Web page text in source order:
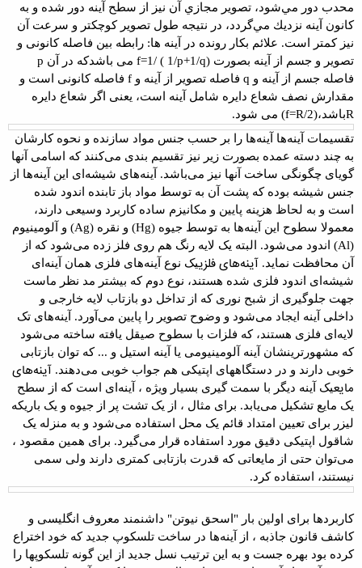
محدب دور مي‌شود، تصوير مجازي آن نيز از سطح آينه دور شده و به
كانون آينه نزديك مي‌گردد، در نتيجه طول تصوير كوچكتر و سرعت آن
نيز كمتر است. علائم بکار رونده در آینه ها: رابطه بین فاصله کانونی و
تصویر و جسم از آینه بصورت (f=1/ ( 1/p+1/q می باشدکه در آن
فاصله جسم از
آینه و فاصله تصویر از آینه و
فاصله کانونی است و
مقدارش نصف شعاع دایره شامل
آینه است، یعنی اگر شعاع دایره
Rباشد،(f=R/2) می شود.
تقسیمات آینه‌ها
آینه‌ها را بر حسب جنس مواد سازنده و نحوه کارشان
به چند دسته عمده بصورت زیر نیز تقسیم بندی می‌کنند که اسامی آنها
گویای چگونگی ساخت آنها نیز می‌باشد. آینه‌های شیشه‌ای
این آینه‌ها از
جنس شیشه بوده که پشت آن به توسط مواد باز تابنده اندود شده
است و به لحاظ هزینه پایین و مکانیزم ساده کاربرد وسیعی دارند،
معمولا سطوح این آینه‌ها به توسط جیوه (Hg) و نقره (Ag) و
آلومینیوم
(Al)
اندود می‌شود. البته یک لایه رنگ هم روی فلز زده می‌شود که از
آن محافظت نماید. آینه‌های فلزییک نوع آینه‌های فلزی همان آینه‌ای
شیشه‌ای اندود فلزی شده هستند، نوع دوم که بیشتر مد نظر ماست
جهت جلوگیری از شبح نوری که از تداخل دو بازتاب لایه خارجی و
داخلی آینه ایجاد می‌شود و وضوح تصویر را پایین می‌آورد.
آینه‌های تک
لایه‌ای فلزی هستند، که فلزات با سطوح صیقل یافته ساخته می‌شود
که مشهورترینشان آینه آلومینیومی یا
آینه استیل و ... که توان بازتابی
خوبی دارند و در دستگاههای اپتیکی هم جواب خوبی می‌دهند. آینه‌های
مایعیک آینه دیگر با سمت گیری بسیار ویژه ، آینه‌ای است که از سطح
یک مایع تشکیل می‌یابد. برای مثال ، از یک تشت پر از جیوه و یک باریکه
لیزر برای تعیین امتداد قائم یک محل استفاده می‌شود و به منزله یک
شاقول اپتیکی دقیق مورد استفاده قرار می‌گیرد. برای همین مقصود ،
می‌توان حتی از مایعاتی که قدرت بازتابی کمتری دارند ولی سمی
نیستند، استفاده کرد.
کاربردها برای اولین بار " اسحق نیوتن" داشنمند معروف انگلیسی و
کاشف قانون جاذبه ، از آینه‌ها در ساخت تلسکوپ جدید که خود اختراع
کرده بود بهره جست و به این ترتیب نسل جدید از این گونه تلسکوپها را